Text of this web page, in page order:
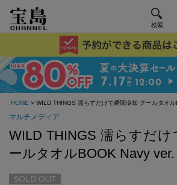
検索
HOME > WILD THINGS 濡らすだけで瞬間冷却 クールタオ
マルチメディア
WILD THINGS 濡らすだけ
ールタオルBOOK Navy ver.
SOLD OUT